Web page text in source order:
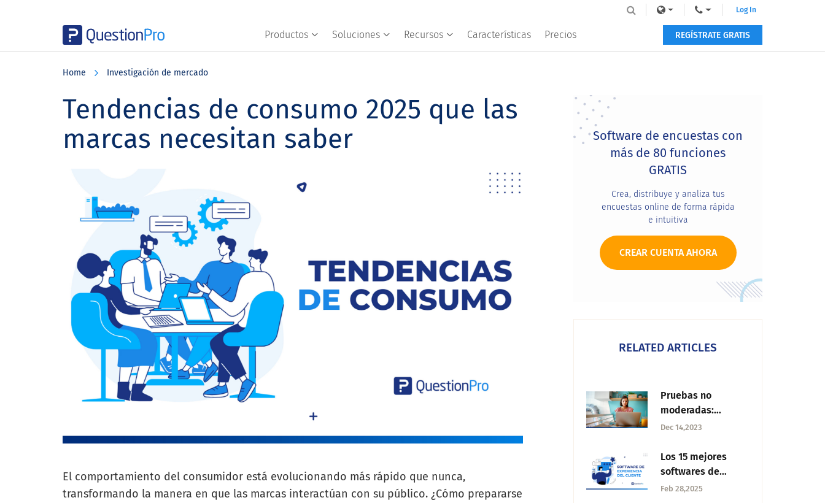
Productos Soluciones Recursos Características Precios
Log In
REGÍSTRATE GRATIS
Home Investigación de mercado
Tendencias de consumo 2025 que las
marcas necesitan saber
El comportamiento del consumidor está evolucionando más rápido que nunca,
transformando la manera en que las marcas interactúan con su público. ¿Cómo prepararse
Primary
Sidebar
Software de encuestas con
más de 80 funciones
GRATIS
Crea, distribuye y analiza tus
encuestas online de forma rápida
e intuitiva
CREAR CUENTA AHORA
RELATED ARTICLES
Pruebas no
moderadas:
Ventajas, desafíos
Dec 14,2023
Los 15 mejores
softwares de
experiencia del
Feb 28,2025